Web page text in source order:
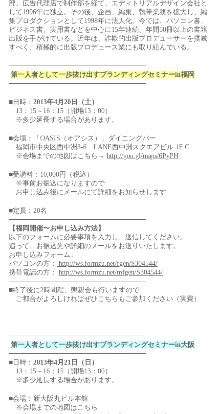
部、広告代理店で制作部を経て、エディトリアルデザイン会社と
して1996年に独立。その後、企画、編集、執筆業務を拡大し、編
集プロダクションとして1998年に法人化。今では、パソコン書、
ビジネス書、実用書などを中心に15年連続、年間50冊以上の書籍
出版を手がけている。近年は、詐欺的出版プロデューサーを撲滅
すべく、積極的に出版プロデュース業にも取り組んでいる。
────────────────────────────
第一人者として一歩抜け出すブランディングセミナーin福岡
────────────────────────────
■日時：2013年4月20日（土）
13：15～16：15（開場13：00）
※多少延長する場合があります。
■会場：「OASIS（オアシス）」ダイニングバー
福岡市中央区西中洲3-6 LANE西中洲スクエアビル 1F C
※会場までの地図はこちら→http://goo.gl/maps/6PyPH
■受講料：10,000円（税込）
※事前お振込になりますので
お申し込み後にメールにて詳細をお知らせします
■定員：20名
────────────────────────────
【福岡開催〜お申し込み方法】
以下のフォームに必要事項を入力し、送信してください。
追って、お振込先や詳細のメールをお送りいたします。
お申し込みフォーム↓
パソコンの方：
http://ws.formzu.net/fgen/S304544/
携帯電話の方：http://ws.formzu.net/mfgen/S304544/
────────────────────────────
■終了後に2時間程、懇親会も行いますので、
ご都合がよろしければぜひこちらもご参加ください（実費）
────────────────────────────
第一人者として一歩抜け出すブランディングセミナーin大阪
────────────────────────────
■日時：2013年4月21日（日）
13：15～16：15（開場13：00）
※多少延長する場合があります。
■会場：新大阪丸ビル本館
※会場までの地図はこちら